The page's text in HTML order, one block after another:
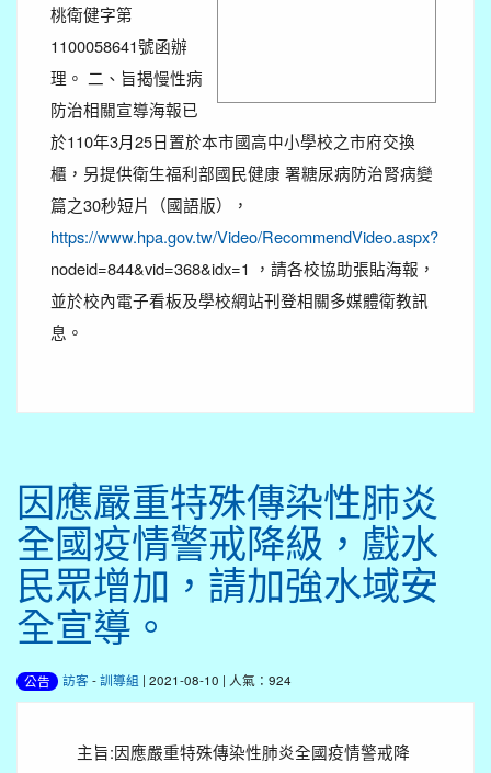
桃衛健字第
1100058641號函辦
理。 二、旨揭慢性病
防治相關宣導海報已
於110年3月25日置於本市國高中小學校之市府交換
櫃，另提供衛生福利部國民健康 署糖尿病防治腎病變
篇之30秒短片（國語版），
https://www.hpa.gov.tw/Video/RecommendVideo.aspx?
nodeid=844&vid=368&idx=1 ，請各校協助張貼海報，
並於校內電子看板及學校網站刊登相關多媒體衛教訊
息。
因應嚴重特殊傳染性肺炎
全國疫情警戒降級，戲水
民眾增加，請加強水域安
全宣導。
公告 訪客 -訓導組 | 2021-08-10 | 人氣：924
主旨:因應嚴重特殊傳染性肺炎全國疫情警戒降